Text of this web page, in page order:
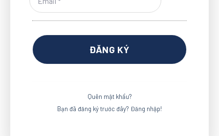
Quên mật khẩu?
Bạn đã đăng ký trước đây? Đăng nhập!